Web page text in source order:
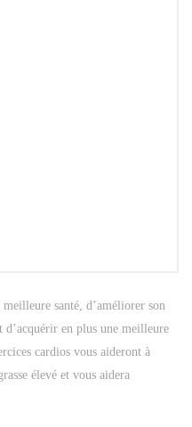
santé, d’améliorer son
en plus une meilleure
cardios vous aideront à
élevé et vous aidera